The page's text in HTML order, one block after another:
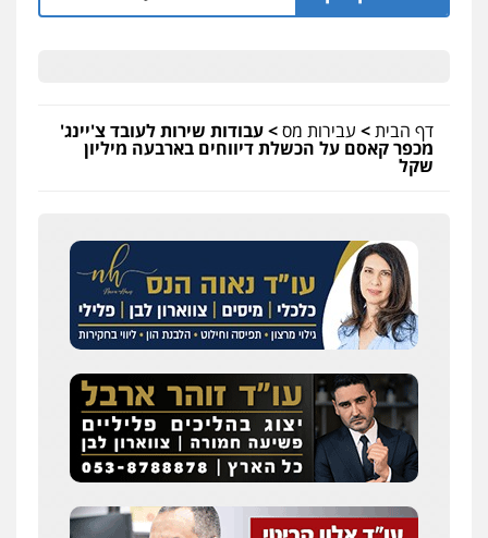
דף הבית> עבירות מס>עבודות שירות לעובד צ'יינג'
מכפר קאסם על הכשלת דיווחים בארבעה מיליון
שקל